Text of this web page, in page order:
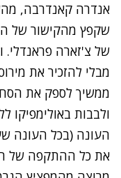
אנדרה קאנדרבה,
שקפץ מהקישור של
של צ'זארה פראנדלי.
מבלי להזכיר את
ולבבות באולימפיקו
את כל ההתקפה של